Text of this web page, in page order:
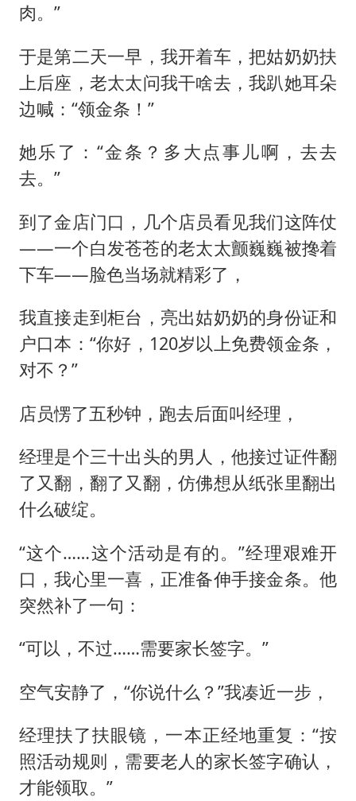
肉。”
于是第二天一早，我开着车，把姑奶奶扶
上后座，老太太问我干啥去，我趴她耳朵
边喊：“领金条！”
她乐了：“金条？多大点事儿啊，去去
去。”
到了金店门口，几个店员看见我们这阵仗
——一个白发苍苍的老太太颤巍巍被搀着
下车——脸色当场就精彩了，
我直接走到柜台，亮出姑奶奶的身份证和
户口本：“你好，120岁以上免费领金条，
对不？”
店员愣了五秒钟，跑去后面叫经理，
经理是个三十出头的男人，他接过证件翻
了又翻，翻了又翻，仿佛想从纸张里翻出
什么破绽。
“这个……这个活动是有的。”经理艰难开
口，我心里一喜，正准备伸手接金条。他
突然补了一句：
“可以，不过……需要家长签字。”
空气安静了，“你说什么？”我凑近一步，
经理扶了扶眼镜，一本正经地重复：“按
照活动规则，需要老人的家长签字确认，
才能领取。”